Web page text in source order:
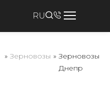
RU
» Зерновозы » Зерновозы
Днепр